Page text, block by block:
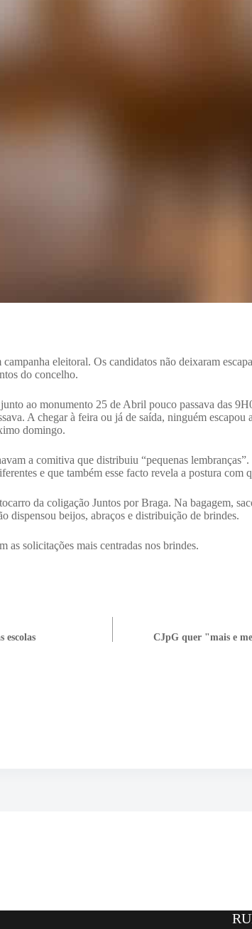
eleitoral. Os candidatos não deixaram
do concelho.
ao monumento 25 de Abril pouco passava das
A chegar à feira ou já de saída, ninguém escapou
domingo.
a comitiva que distribuiu “pequenas
e que também esse facto revela a postura com
da coligação Juntos por Braga. Na bagagem,
dispensou beijos, abraços e distribuição de brindes.
as solicitações mais centradas nos brindes.
escolas CJpG quer "mais e